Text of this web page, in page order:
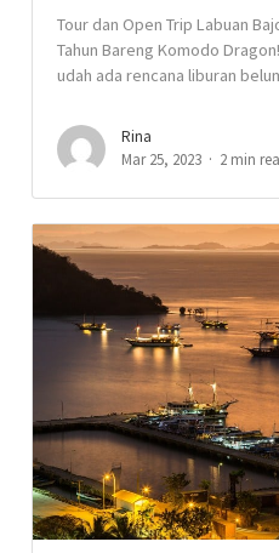
Tour dan Open Trip Labuan
Tahun Bareng Komodo
udah ada rencana liburan
Rina
Mar 25, 2023
2 min